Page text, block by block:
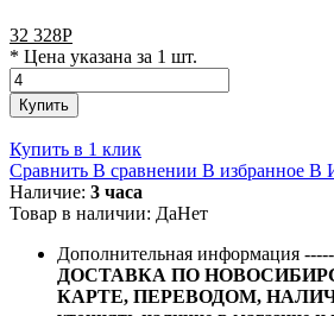
32 328Р
* Цена указана за 1 шт.
Купить
Купить в 1 клик
Сравнить В сравнении В избранное В
Наличие: 3 часа
Товар в наличии: ДаНет
Дополнительная информация
ДОСТАВКА ПО
КАРТЕ, ПЕРЕВОДОМ,